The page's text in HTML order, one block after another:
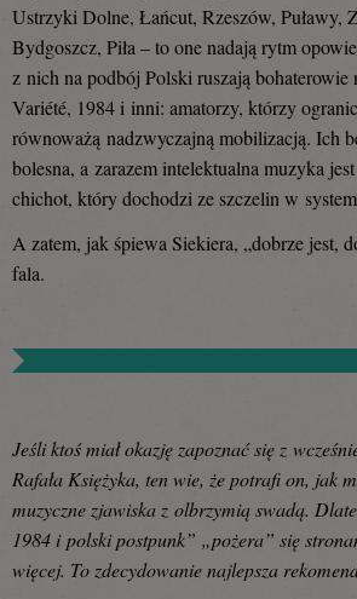
Ustrzyki Dolne, Łańcut, Rzeszów, Puławy,
Bydgoszcz, Piła – to one nadają rytm
z nich na podbój Polski ruszają
Variété, 1984 i inni: amatorzy, którzy
równoważą nadzwyczajną mobilizacją. Ich
bolesna, a zarazem intelektualna muzyka
chichot, który dochodzi ze szczelin w
A zatem, jak śpiewa Siekiera, „dobrze jest,
fala.
Jeśli ktoś miał okazję zapoznać się z
Rafała Księżyka, ten wie, że potrafi on, jak
muzyczne zjawiska z olbrzymią swadą.
1984 i polski postpunk” „pożera” się
więcej. To zdecydowanie najlepsza